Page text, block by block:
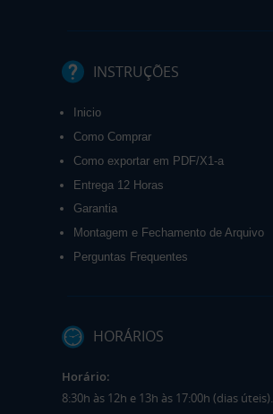
INSTRUÇÕES
Inicio
Como Comprar
Como exportar em PDF/X1-a
Entrega 12 Horas
Garantia
Montagem e Fechamento de Arquivo
Perguntas Frequentes
HORÁRIOS
Horário:
8:30h às 12h e 13h às 17:00h (dias úteis).